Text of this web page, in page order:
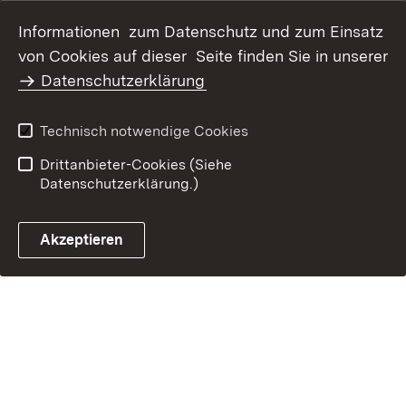
Barrierefreiheit
Benutzungshinweise
Impressum
Informationen zum Datenschutz und zum Einsatz
von Cookies auf dieser Seite finden Sie in unserer
Datenschutzerklärung
Technisch notwendige Cookies
Drittanbieter-Cookies (Siehe
Datenschutzerklärung.)
Akzeptieren